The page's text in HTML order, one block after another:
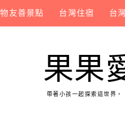
友善景點 台灣住宿 台
果果
帶著小孩一起探索這世界